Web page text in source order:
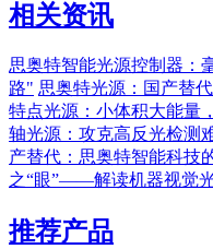
相关资讯
思奥特智能光源控制器：
路" 思奥特光源：国产替
特点光源：小体积大能量
轴光源：攻克高反光检测
产替代：思奥特智能科技
之“眼”——解读机器视觉
推荐产品